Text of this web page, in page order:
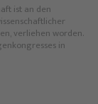
ist an den
verliehen worden.
in